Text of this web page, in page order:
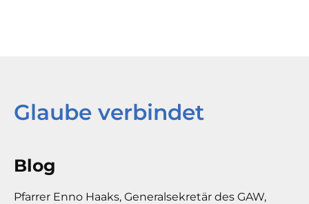
Glaube verbindet
Blog
Pfarrer Enno Haaks, Generalsekretär des GAW,